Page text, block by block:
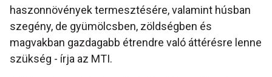
haszonnövények termesztésére, valamint húsban
szegény, de gyümölcsben, zöldségben és
magvakban gazdagabb étrendre való áttérésre lenne
szükség - írja az MTI.